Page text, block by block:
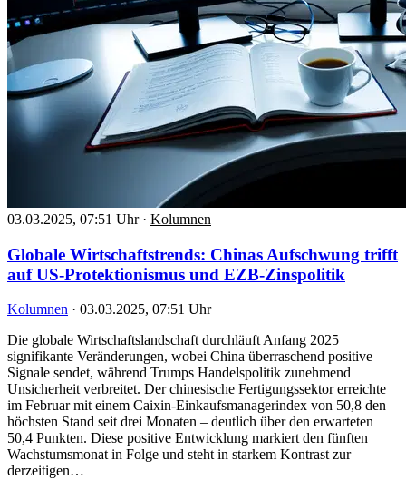
03.03.2025, 07:51 Uhr · Kolumnen
Globale Wirtschaftstrends: Chinas Aufschwung trifft
auf US-Protektionismus und EZB-Zinspolitik
Kolumnen · 03.03.2025, 07:51 Uhr
Die globale Wirtschaftslandschaft durchläuft Anfang 2025
signifikante Veränderungen, wobei China überraschend positive
Signale sendet, während Trumps Handelspolitik zunehmend
Unsicherheit verbreitet. Der chinesische Fertigungssektor erreichte
im Februar mit einem Caixin-Einkaufsmanagerindex von 50,8 den
höchsten Stand seit drei Monaten – deutlich über den erwarteten
50,4 Punkten. Diese positive Entwicklung markiert den fünften
Wachstumsmonat in Folge und steht in starkem Kontrast zur
derzeitigen…